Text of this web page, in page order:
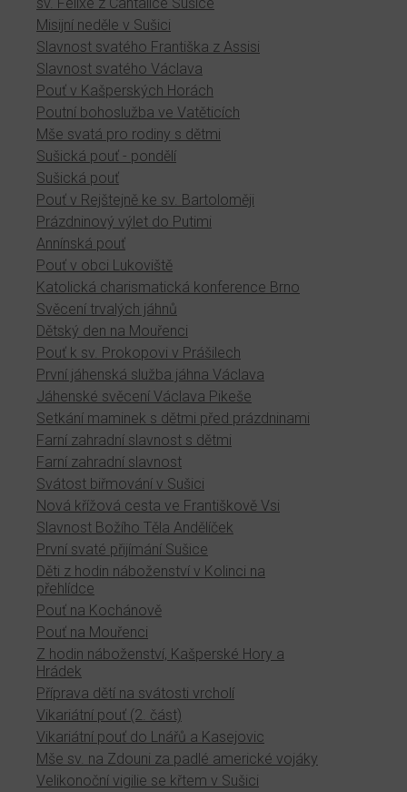
Misijní neděle v Sušici
Slavnost svatého Františka z Assisi
Slavnost svatého Václava
Pouť v Kašperských Horách
Poutní bohoslužba ve Vatěticích
Mše svatá pro rodiny s dětmi
Sušická pouť - pondělí
Sušická pouť
Pouť v Rejštejně ke sv. Bartoloměji
Prázdninový výlet do Putimi
Annínská pouť
Pouť v obci Lukoviště
Katolická charismatická konference Brno
Svěcení trvalých jáhnů
Dětský den na Mouřenci
Pouť k sv. Prokopovi v Prášilech
První jáhenská služba jáhna Václava
Jáhenské svěcení Václava Pikeše
Setkání maminek s dětmi před prázdninami
Farní zahradní slavnost s dětmi
Farní zahradní slavnost
Svátost biřmování v Sušici
Nová křížová cesta ve Františkově Vsi
Slavnost Božího Těla Andělíček
První svaté přijímání Sušice
Děti z hodin náboženství v Kolinci na
přehlídce
Pouť na Kochánově
Pouť na Mouřenci
Z hodin náboženství, Kašperské Hory a
Hrádek
Příprava dětí na svátosti vrcholí
Vikariátní pouť (2. část)
Vikariátní pouť do Lnářů a Kasejovic
Mše sv. na Zdouni za padlé americké vojáky
Velikonoční vigilie se křtem v Sušici